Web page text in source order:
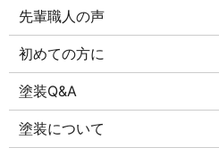
先輩職人の声
初めての方に
塗装Q&A
塗装について